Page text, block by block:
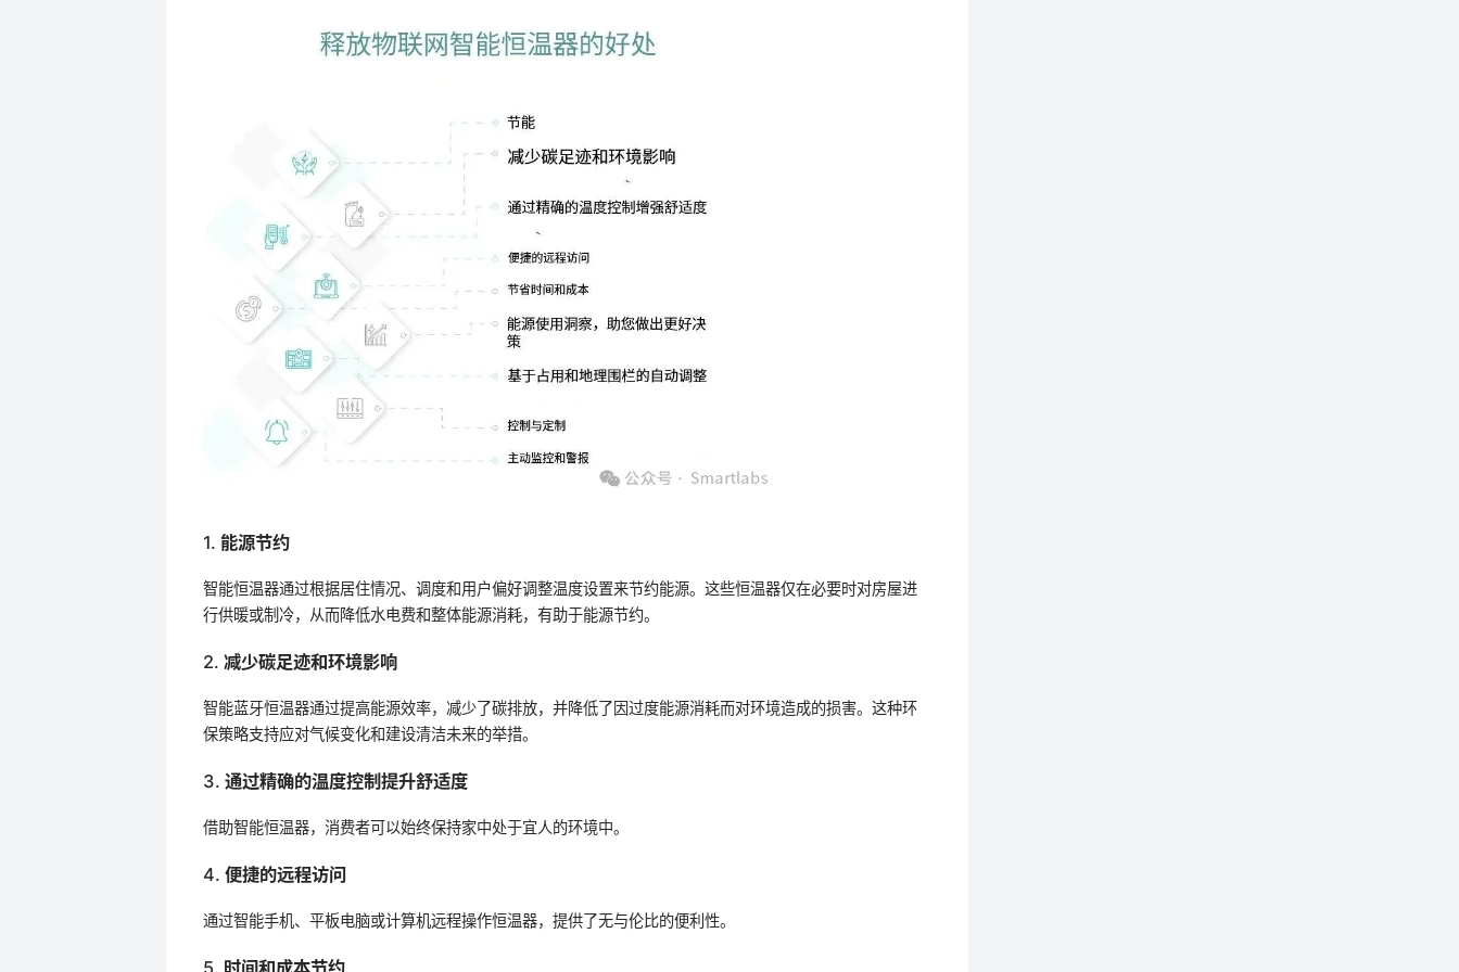
1. 能源节约
智能恒温器通过根据居住情况、调度和用户偏好调整温度设置来节约能源。这些恒温器仅在必要时对房屋进
行供暖或制冷，从而降低水电费和整体能源消耗，有助于能源节约。
2. 减少碳足迹和环境影响
智能蓝牙恒温器通过提高能源效率，减少了碳排放，并降低了因过度能源消耗而对环境造成的损害。这种环
保策略支持应对气候变化和建设清洁未来的举措。
3. 通过精确的温度控制提升舒适度
借助智能恒温器，消费者可以始终保持家中处于宜人的环境中。
4. 便捷的远程访问
通过智能手机、平板电脑或计算机远程操作恒温器，提供了无与伦比的便利性。
5. 时间和成本节约